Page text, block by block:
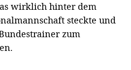
wirklich hinter dem
steckte und
zum